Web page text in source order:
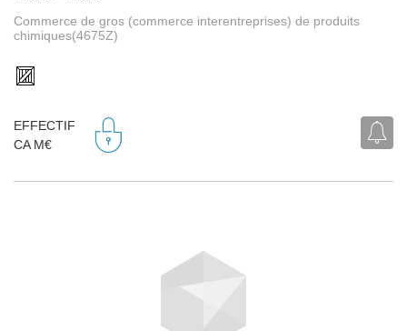
Commerce de gros (commerce interentreprises) de produits
chimiques(4675Z)
EFFECTIF
CA M€